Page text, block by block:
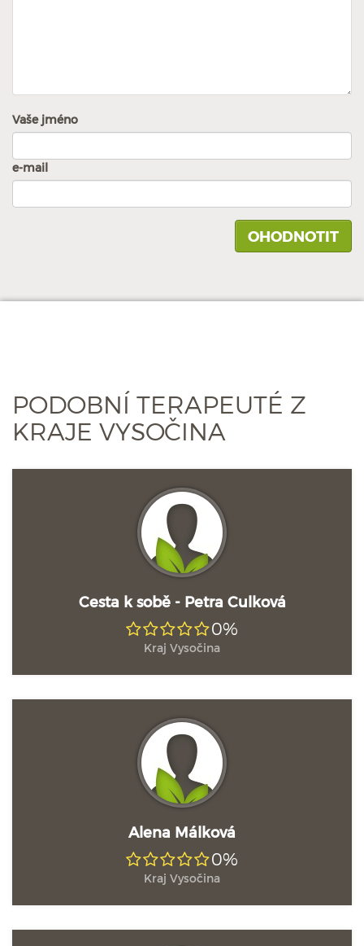
Vaše jméno
e-mail
PODOBNÍ TERAPEUTÉ Z
KRAJE VYSOČINA
Cesta k sobě - Petra Culková
0%
Kraj Vysočina
Alena Málková
0%
Kraj Vysočina